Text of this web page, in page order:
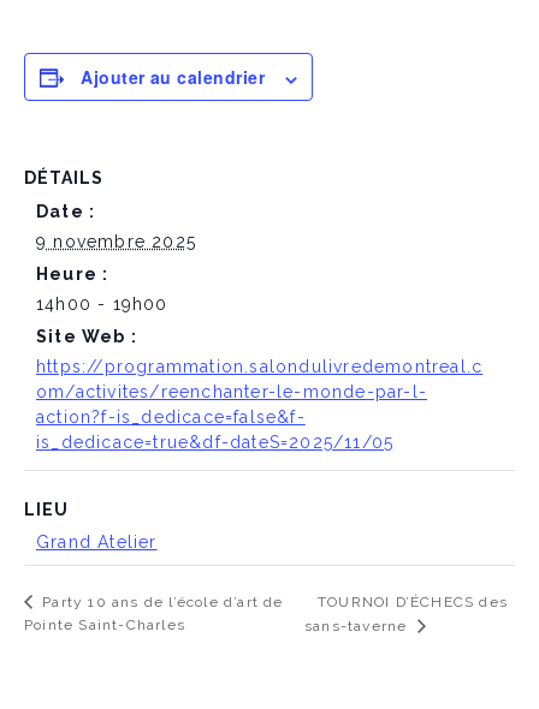
Ajouter au calendrier
DÉTAILS
Date :
9 novembre 2025
Heure :
14h00 - 19h00
Site Web :
https://programmation.salondulivredemontreal.c
om/activites/reenchanter-le-monde-par-l-
action?f-is_dedicace=false&f-
is_dedicace=true&df-dateS=2025/11/05
LIEU
Grand Atelier
Party 10 ans de l’école d’art de
Pointe Saint-Charles
TOURNOI D’ÉCHECS des
sans-taverne